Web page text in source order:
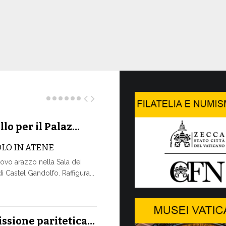
per il Palaz…
IN ATENE
arazzo nella Sala dei
Gandolfo. Raffigura...
paritetica…
La
La Farmacia
attraverso
più...